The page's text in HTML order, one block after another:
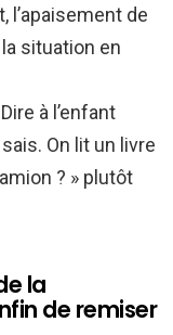
l’apaisement de
situation en
à l’enfant
On lit un livre
? » plutôt
la
de remiser